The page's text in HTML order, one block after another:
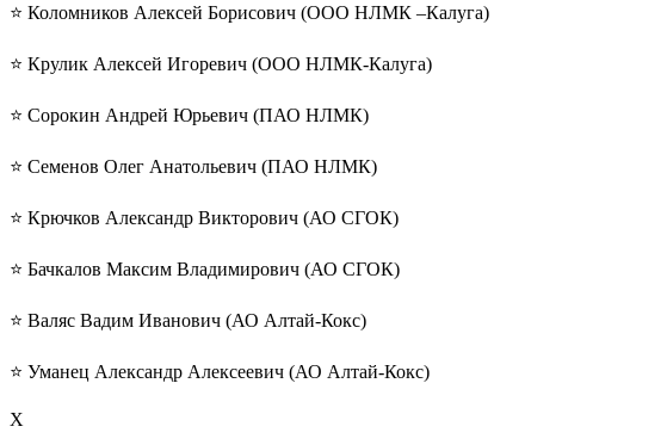
⭐️ Коломников Алексей Борисович (ООО НЛМК –Калуга)
⭐️ Крулик Алексей Игоревич (ООО НЛМК-Калуга)
⭐️ Сорокин Андрей Юрьевич (ПАО НЛМК)
⭐️ Семенов Олег Анатольевич (ПАО НЛМК)
⭐️ Крючков Александр Викторович (АО СГОК)
⭐️ Бачкалов Максим Владимирович (АО СГОК)
⭐️ Валяс Вадим Иванович (АО Алтай-Кокс)
⭐️ Уманец Александр Алексеевич (АО Алтай-Кокс)
Х